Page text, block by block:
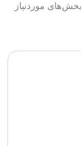
بخش‌های موردنیاز